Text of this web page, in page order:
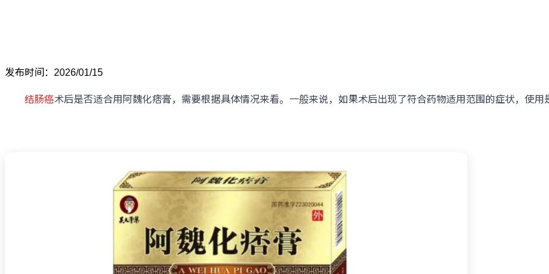
发布时间：2026/01/15
结肠癌术后是否适合用阿魏化痞膏，需要根据具体情况来看。一般来说，如果术后出现了符合药物适用范围的症状，使用